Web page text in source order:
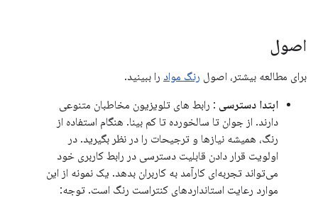
اصول
برای مطالعه بیشتر، اصول رنگ مواد را ببینید.
ابتدا دسترسی : رابط های تلویزیون مخاطبان متنوعی
دارند. از جوان تا سالخورده تا کم بینا. هنگام استفاده از
رنگ، همیشه نیازها و ترجیحات را در نظر بگیرید. در
اولویت قرار دادن قابلیت دسترسی در رابط کاربری خود
می‌تواند تجربه‌ای کارآمد به کاربران بدهد. یک نمونه از این
موارد رعایت استانداردهای کنتراست رنگ است. توجه: